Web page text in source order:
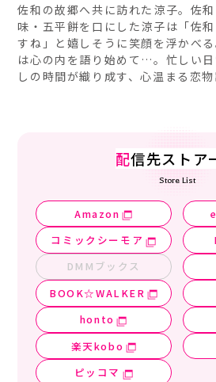
佐和の故郷へ共に訪れた涼子。佐
味・五平餅を口にした涼子は「佐
すね」と嬉しそうに笑顔を浮かべ
は心の内を語り始めて…。忙しい
しの時間が織り成す、心温まる恋物
配信先ストア
Store List
Amazon
コミックシーモア
DMMブックス
BOOK☆WALKER
honto
楽天kobo
ピッコマ